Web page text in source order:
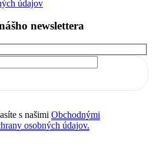
údajov
newslettera
s našimi Obchodnými
osobných údajov.